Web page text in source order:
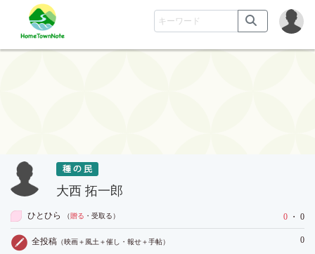
大西 拓一郎
ひとひら （贈る ・受取る） 0 ・ 0
全投稿 （映画＋風土＋催し・報せ＋手帖） 0